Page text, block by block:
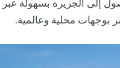
إلى الجزيرة بسهولة عبر
بوجهات محلية وعالمية.